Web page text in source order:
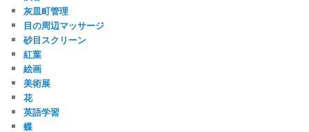
灰皿町管理
目の周辺マッサージ
砂目スクリーン
紅葉
絵画
美術展
花
英語学習
蝶